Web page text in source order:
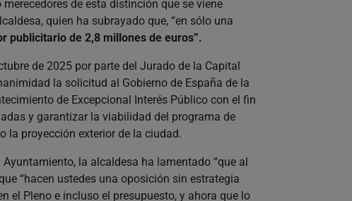
de esta distinción que se viene
quien ha subrayado que, “en sólo una
publicitario de 2,8 millones de euros”.
de 2025 por parte del Jurado de la Capital
la solicitud al Gobierno de España de la
de Excepcional Interés Público con el fin
y garantizar la viabilidad del programa de
la proyección exterior de la ciudad.
la alcaldesa ha lamentado “que al
“hacen ustedes una oposición sin estrategia
el Pleno e incluso el presupuesto, y ahora que lo